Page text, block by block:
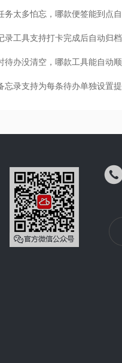
务太多怕忘，哪款便签能到点
待办没清空，哪款工具能自动